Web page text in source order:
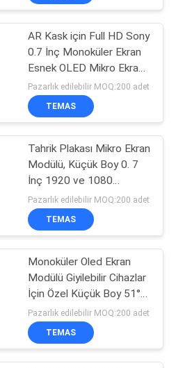
Gözlük
28
Modülü
101
AR Kask için Full HD Sony
0.7 İnç Monoküler Ekran
Esnek OLED Mikro Ekran
Modülü
Pazarlık edilebilir MOQ:200 adet
TEMAS
Tahrik Plakası Mikro Ekran
Modülü, Küçük Boy 0. 7
İnç 1920 ve 1080
Çözünürlüklü OLED Ekran
Pazarlık edilebilir MOQ:200 adet
TEMAS
Monoküler Oled Ekran
Modülü Giyilebilir Cihazlar
İçin Özel Küçük Boy 51°
FOV
Pazarlık edilebilir MOQ:200 adet
TEMAS